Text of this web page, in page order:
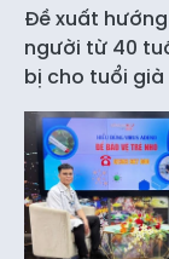
Đề xuất
người từ 40
bị cho tuổi già